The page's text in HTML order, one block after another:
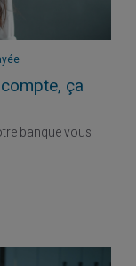
ça
banque vous